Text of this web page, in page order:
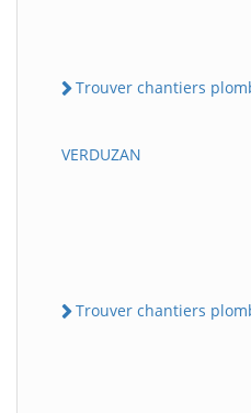
Trouver chantiers
VERDUZAN
Trouver chantiers